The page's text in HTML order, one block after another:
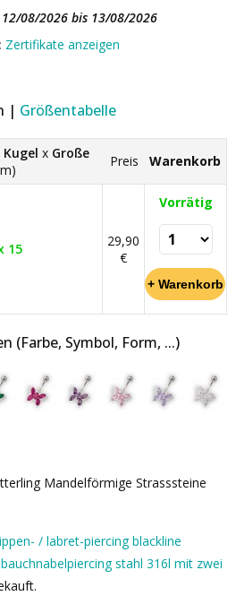
12/08/2026 bis 13/08/2026
Zertifikate anzeigen
| Größentabelle
Kugel x Große
Preis Warenkorb
15
29,90
€
Vorrätig
(Farbe, Symbol, Form, ...)
Mandelförmige Strasssteine
/ labret-piercing blackline
bauchnabelpiercing stahl 316l mit zwei